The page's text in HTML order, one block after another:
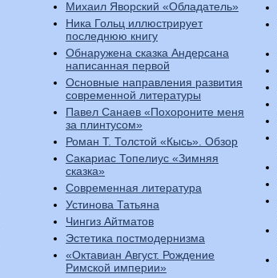
Михаил Яворский «Обладатель»
Ника Гольц иллюстрирует
последнюю книгу
Обнаружена сказка Андерсана
написанная первой
Основные направления развития
современной литературы
Павел Санаев «Похороните меня
за плинтусом»
Роман Т. Толстой «Кысь». Обзор
Сакариас Топелиус «Зимняя
сказка»
Современная литература
Устинова Татьяна
Чингиз Айтматов
Эстетика постмодернизма
«Октавиан Август. Рождение
Римской империи»